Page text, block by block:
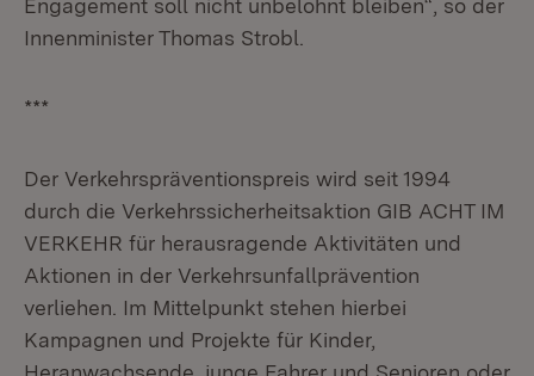
Engagement soll nicht unbelohnt bleiben“, so der
Innenminister Thomas Strobl.
***
Der Verkehrspräventionspreis wird seit 1994
durch die Verkehrssicherheitsaktion GIB ACHT IM
VERKEHR für herausragende Aktivitäten und
Aktionen in der Verkehrsunfallprävention
verliehen. Im Mittelpunkt stehen hierbei
Kampagnen und Projekte für Kinder,